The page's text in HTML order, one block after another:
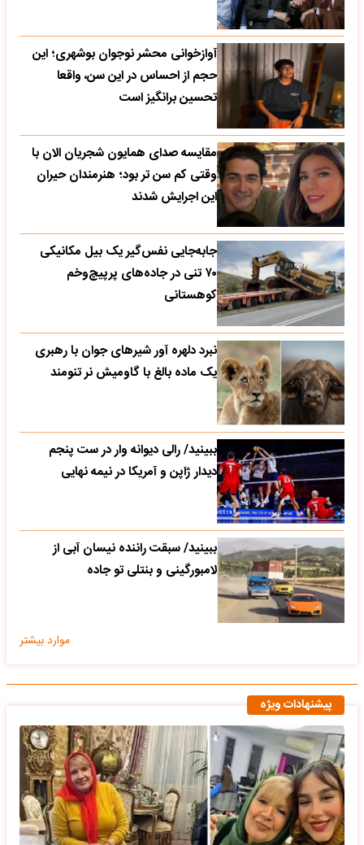
آوازخوانی محشر نوجوان بوشهری؛ این
حجم از احساس در این سن، واقعا
تحسین‌ برانگیز است
مقایسه صدای همایون شجریان الان با
وقتی کم سن تر بود؛ هنرمندان حیران
این اجرایش شدند
جابه‌جایی نفس‌گیر یک بیل مکانیکی
۷۰ تنی در جاده‌های پرپیچ‌وخم
کوهستانی
نبرد دلهره آور شیرهای جوان با رهبری
یک ماده بالغ با گاومیش نر تنومند
ببینید/ رالی دیوانه وار در ست پنجم
دیدار ژاپن و آمریکا در نیمه نهایی
ببینید/ سبقت راننده نیسان آبی از
لامبورگینی و بنتلی تو جاده
موارد بیشتر
پیشنهادات ویژه